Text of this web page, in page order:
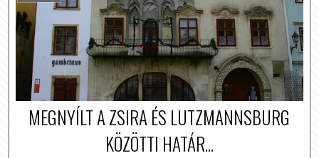
MEGNYÍLT A ZSIRA ÉS LUTZMANNSBURG
KÖZÖTTI HATÁR...